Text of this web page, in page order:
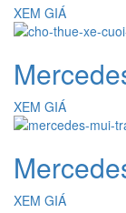
XEM GIÁ
XEM GIÁ
XEM GIÁ